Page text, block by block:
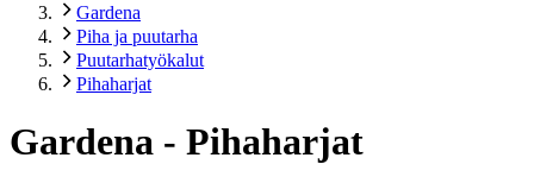
Gardena
Piha ja puutarha
Puutarhatyökalut
Pihaharjat
Gardena - Pihaharjat